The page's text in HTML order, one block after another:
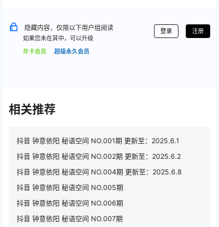
隐藏内容，仅限以下用户组阅读
如果您未在其中，可以升级
年卡会员
超级永久会员
登录 注册
相关推荐
抖音 钟意依阳 秘语空间 NO.001期 更新至：2025.6.1
抖音 钟意依阳 秘语空间 NO.002期 更新至：2025.6.2
抖音 钟意依阳 秘语空间 NO.004期 更新至：2025.6.8
抖音 钟意依阳 秘语空间 NO.005期
抖音 钟意依阳 秘语空间 NO.006期
抖音 钟意依阳 秘语空间 NO.007期